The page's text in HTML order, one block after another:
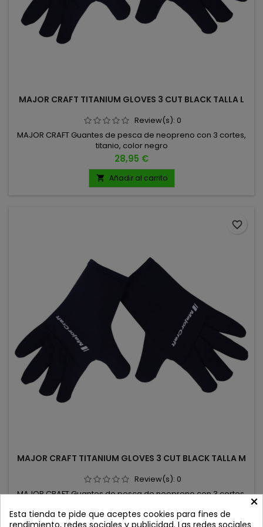
MAJOR CRAFT TITANIUM GLOVES 3 CUT BLACK TALLA L
Review(s): 0
MAJOR CRAFT Guantes de pesca de neopreno con 3 cortes,
titanio, color negro
Precio
28,95 €
 Añadir al carrito
MAJOR CRAFT TITANIUM GLOVES 3 CUT BLACK TALLA M
Review(s): 0
MAJOR CRAFT Guantes de pesca de neopreno con 3 cortes,
Precio
28,95 €
favorite_border
×
Esta tienda te pide que aceptes cookies para fines de
rendimiento, redes sociales y publicidad. Las redes sociales